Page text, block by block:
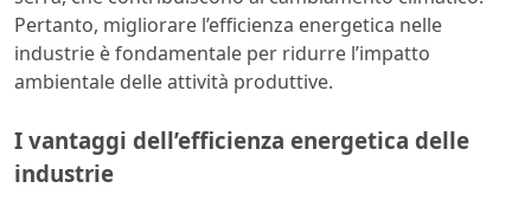
Pertanto, migliorare l’efficienza energetica nelle
industrie è fondamentale per ridurre l’impatto
ambientale delle attività produttive.
I vantaggi dell’efficienza energetica delle
industrie